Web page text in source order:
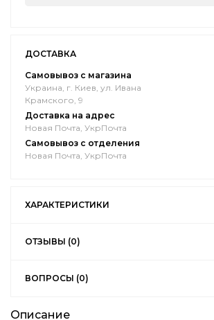
ДОСТАВКА
Самовывоз с магазина
Украина, г. Киев, ул. Ивана
Крамского, 9
Доставка на адрес
Новая Почта, УкрПочта
Самовывоз с отделения
Новая Почта, УкрПочта
ХАРАКТЕРИСТИКИ
ОТЗЫВЫ (0)
ВОПРОСЫ (0)
Описание